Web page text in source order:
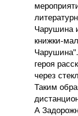
Чарушина
книжки-
героя
через
Таким
А